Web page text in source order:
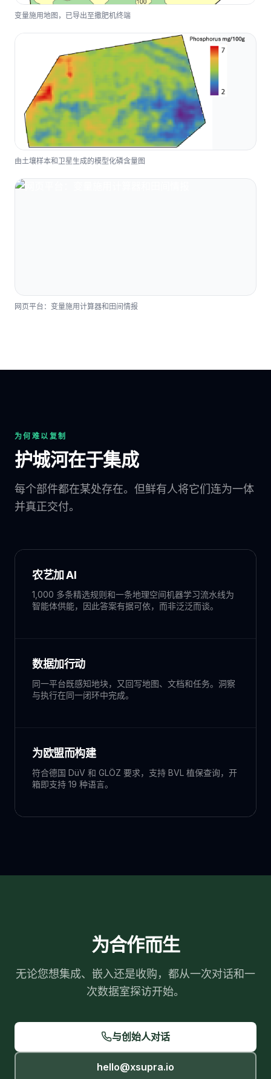
变量施用地图，已导出至撒肥机终端
由土壤样本和卫星生成的模型化磷含量图
网页平台：变量施用计算器和田间情报
为何难以复制
护城河在于集成
每个部件都在某处存在。但鲜有人将它们连为一体
并真正交付。
农艺加 AI
1,000 多条精选规则和一条地理空间机器学习流水线为
智能体供能，因此答案有据可依，而非泛泛而谈。
数据加行动
同一平台既感知地块，又回写地图、文档和任务。洞察
与执行在同一闭环中完成。
为欧盟而构建
符合德国 DüV 和 GLÖZ 要求，支持 BVL 植保查询，开
箱即支持 19 种语言。
为合作而生
无论您想集成、嵌入还是收购，都从一次对话和一
次数据室探访开始。
与创始人对话
hello@xsupra.io